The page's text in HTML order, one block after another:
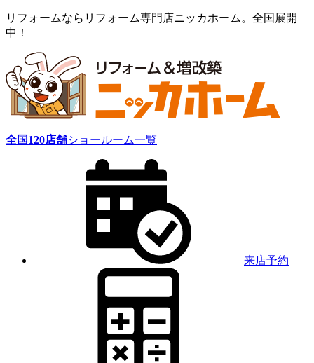
リフォームならリフォーム専門店ニッカホーム。全国展開
中！
全国120店舗ショールーム一覧
来店予約